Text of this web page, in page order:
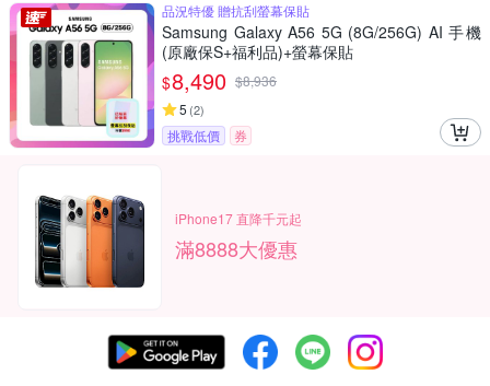
品況特優 贈抗刮螢幕保貼
Samsung Galaxy A56 5G (8G/256G) AI 手機
(原廠保S+福利品)+螢幕保貼
$8,490 $8,936
5 (2)
挑戰低價 券
iPhone17 直降千元起
滿8888大優惠